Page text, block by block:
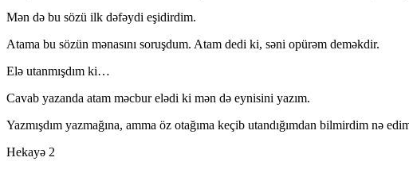
Mən də bu sözü ilk dəfəydi eşidirdim.
Atama bu sözün mənasını soruşdum. Atam dedi ki, səni opürəm deməkdir.
Elə utanmışdım ki…
Cavab yazanda atam məcbur elədi ki mən də eynisini yazım.
Yazmışdım yazmağına, amma öz otağıma keçib utandığımdan bilmirdim nə
Hekayə 2